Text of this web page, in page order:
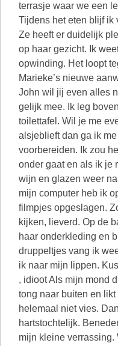
terrasje waar we een
Tijdens het eten blijf ik
Ze heeft er duidelijk
op haar gezicht. Ik
opwinding. Het loopt
Marieke’s nieuwe
John wil jij even alles
gelijk mee. Ik leg
toilettafel. Wil je me
alsjeblieft dan ga ik
voorbereiden. Ik zou
onder gaat en als ik je
wijn en glazen weer
mijn computer heb ik
filmpjes opgeslagen.
kijken, lieverd. Op de
haar onderkleding en
druppeltjes vang ik
ik naar mijn lippen.
, idioot Als mijn mond
tong naar buiten en
helemaal niet vies.
hartstochtelijk.
mijn kleine verrassing.